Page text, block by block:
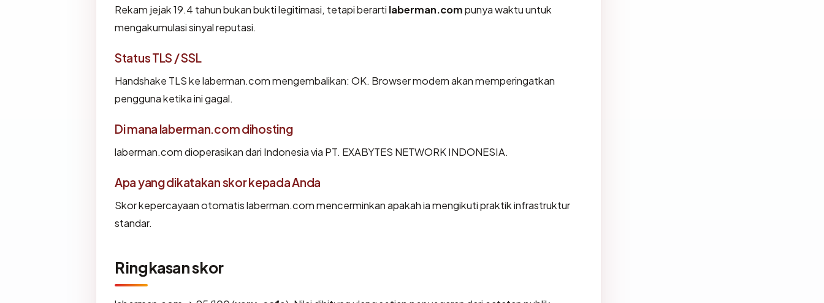
Rekam jejak 19.4 tahun bukan bukti legitimasi, tetapi berarti laberman.compunya waktu untuk
mengakumulasi sinyal reputasi.
Status TLS / SSL
Handshake TLS ke laberman.com mengembalikan: OK. Browser modern akan memperingatkan
pengguna ketika ini gagal.
Di mana laberman.com dihosting
laberman.com dioperasikan dari Indonesia via PT. EXABYTES NETWORK INDONESIA.
Apa yang dikatakan skor kepada Anda
Skor kepercayaan otomatis laberman.com mencerminkan apakah ia mengikuti praktik infrastruktur
standar.
Ringkasan skor